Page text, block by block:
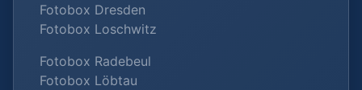
Fotobox Dresden
Fotobox Loschwitz
Fotobox Radebeul
Fotobox Löbtau